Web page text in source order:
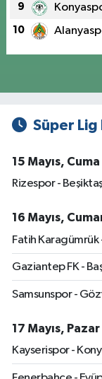
9
10
Süper Lig
15 Mayıs, Cuma
Rizespor -
16 Mayıs,
Fatih Karagümrük
Gaziantep FK -
Samsunspor -
17 Mayıs, Pazar
Kayserispor -